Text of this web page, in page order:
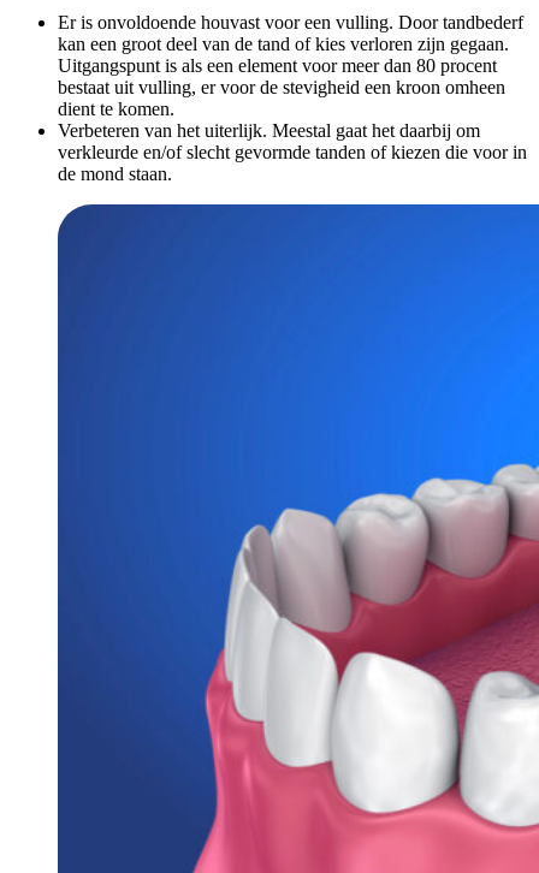
Er is onvoldoende houvast voor een vulling. Door tandbederf
kan een groot deel van de tand of kies verloren zijn gegaan.
Uitgangspunt is als een element voor meer dan 80 procent
bestaat uit vulling, er voor de stevigheid een kroon omheen
dient te komen.
Verbeteren van het uiterlijk. Meestal gaat het daarbij om
verkleurde en/of slecht gevormde tanden of kiezen die voor in
de mond staan.